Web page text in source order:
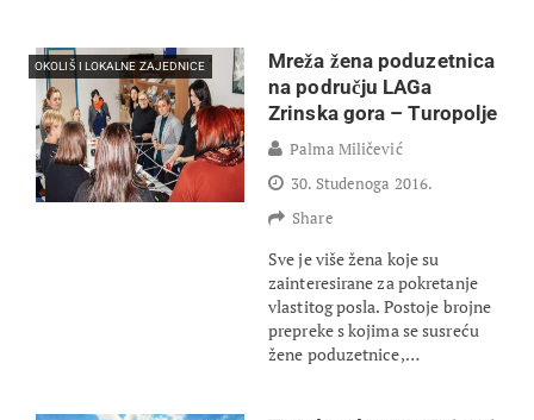
OKOLIŠ I LOKALNE ZAJEDNICE
Mreža žena poduzetnica
na području LAGa
Zrinska gora – Turopolje
Palma Miličević
30. Studenoga 2016.
Share
Sve je više žena koje su
zainteresirane za pokretanje
vlastitog posla. Postoje brojne
prepreke s kojima se susreću
žene poduzetnice,…